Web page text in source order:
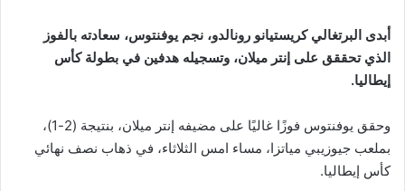
أبدى البرتغالي كريستيانو رونالدو، نجم يوفنتوس، سعادته بالفوز
الذي تحققق على إنتر ميلان، وتسجيله هدفين في بطولة كأس
إيطاليا.
وحقق يوفنتوس فوزًا غاليًا على مضيفه إنتر ميلان، بنتيجة (2-1)،
بملعب جيوزيبي مياتزا، مساء امس الثلاثاء، في ذهاب نصف نهائي
كأس إيطاليا.